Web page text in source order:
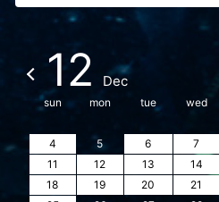
12 Dec
sun mon tue wed
4
5 6 7
11
12 13 14
18
19 20 21